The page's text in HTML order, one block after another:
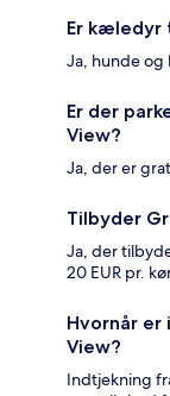
Er kæledyr
Ja, hunde og
Er der
View?
Ja, der er
Tilbyder
Ja, der
20 EUR pr.
Hvornår er
View?
Indtjekning